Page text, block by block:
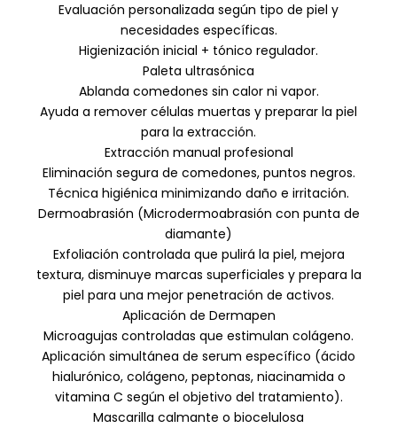
Evaluación personalizada según tipo de piel y
necesidades específicas.
Higienización inicial + tónico regulador.
Paleta ultrasónica
Ablanda comedones sin calor ni vapor.
Ayuda a remover células muertas y preparar la piel
para la extracción.
Extracción manual profesional
Eliminación segura de comedones, puntos negros.
Técnica higiénica minimizando daño e irritación.
Dermoabrasión (Microdermoabrasión con punta de
diamante)
Exfoliación controlada que pulirá la piel, mejora
textura, disminuye marcas superficiales y prepara la
piel para una mejor penetración de activos.
Aplicación de Dermapen
Microagujas controladas que estimulan colágeno.
Aplicación simultánea de serum específico (ácido
hialurónico, colágeno, peptonas, niacinamida o
vitamina C según el objetivo del tratamiento).
Mascarilla calmante o biocelulosa